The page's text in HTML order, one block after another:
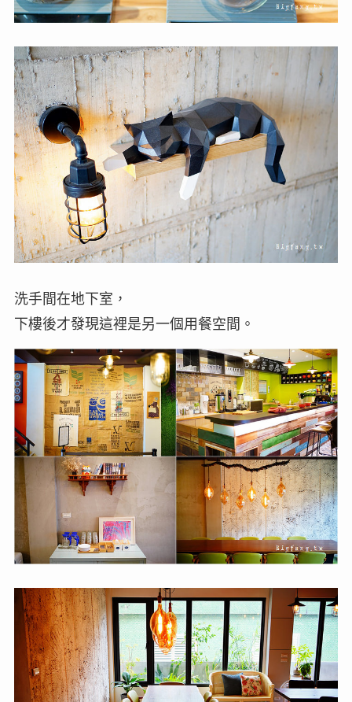
洗手間在地下室，
下樓後才發現這裡是另一個用餐空間。